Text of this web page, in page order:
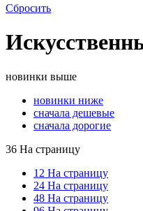
Сбросить
новинки выше
новинки ниже
сначала дешевые
сначала дорогие
36 На страницу
12 На страницу
24 На страницу
48 На страницу